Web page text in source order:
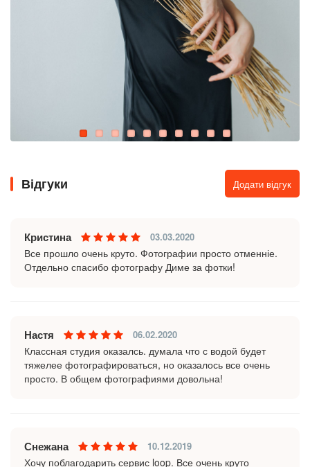
Відгуки Додати відгук
Кристина 03.03.2020
Все прошло очень круто. Фотографии просто отменніе.
Отдельно спасибо фотографу Диме за фотки!
Настя 06.02.2020
Классная студия оказалсь. думала что с водой будет
тяжелее фотографироваться, но оказалось все очень
просто. В общем фотографиями довольна!
Снежана 10.12.2019
Хочу поблагодарить сервис loop. Все очень круто